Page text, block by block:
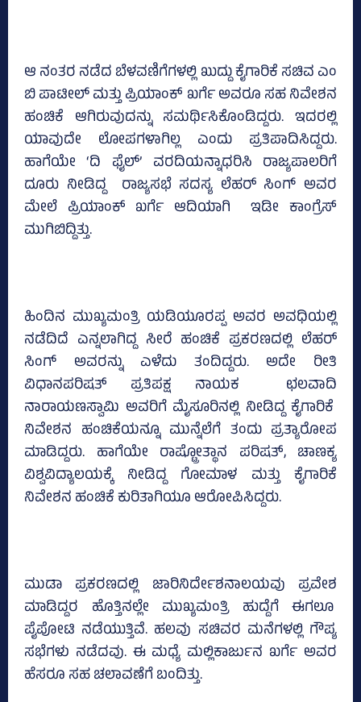
ಆ ನಂತರ ನಡೆದ ಬೆಳವಣಿಗೆಗಳಲ್ಲಿ ಖುದ್ದು ಕೈಗಾರಿಕೆ ಸಚಿವ ಎಂ
ಬಿ ಪಾಟೀಲ್‌ ಮತ್ತು ಪ್ರಿಯಾಂಕ್‌ ಖರ್ಗೆ ಅವರೂ ಸಹ ನಿವೇಶನ
ಹಂಚಿಕೆ ಆಗಿರುವುದನ್ನು ಸಮರ್ಥಿಸಿಕೊಂಡಿದ್ದರು. ಇದರಲ್ಲಿ
ಯಾವುದೇ ಲೋಪಗಳಾಗಿಲ್ಲ ಎಂದು ಪ್ರತಿಪಾದಿಸಿದ್ದರು.
ಹಾಗೆಯೇ ‘ದಿ ಫೈಲ್‌’ ವರದಿಯನ್ನಾಧರಿಸಿ ರಾಜ್ಯಪಾಲರಿಗೆ
ದೂರು ನೀಡಿದ್ದ ರಾಜ್ಯಸಭೆ ಸದಸ್ಯ ಲೆಹರ್ ಸಿಂಗ್‌ ಅವರ
ಮೇಲೆ ಪ್ರಿಯಾಂಕ್‌ ಖರ್ಗೆ ಆದಿಯಾಗಿ ಇಡೀ ಕಾಂಗ್ರೆಸ್‌
ಮುಗಿಬಿದ್ದಿತ್ತು.
ಹಿಂದಿನ ಮುಖ್ಯಮಂತ್ರಿ ಯಡಿಯೂರಪ್ಪ ಅವರ ಅವಧಿಯಲ್ಲಿ
ನಡೆದಿದೆ ಎನ್ನಲಾಗಿದ್ದ ಸೀರೆ ಹಂಚಿಕೆ ಪ್ರಕರಣದಲ್ಲಿ ಲೆಹರ್‌
ಸಿಂಗ್‌ ಅವರನ್ನು ಎಳೆದು ತಂದಿದ್ದರು. ಅದೇ ರೀತಿ
ವಿಧಾನಪರಿಷತ್‌ ಪ್ರತಿಪಕ್ಷ ನಾಯಕ ಛಲವಾದಿ
ನಾರಾಯಣಸ್ವಾಮಿ ಅವರಿಗೆ ಮೈಸೂರಿನಲ್ಲಿ ನೀಡಿದ್ದ ಕೈಗಾರಿಕೆ
ನಿವೇಶನ ಹಂಚಿಕೆಯನ್ನೂ ಮುನ್ನೆಲೆಗೆ ತಂದು ಪ್ರತ್ಯಾರೋಪ
ಮಾಡಿದ್ದರು. ಹಾಗೆಯೇ ರಾಷ್ಟ್ರೋತ್ಥಾನ ಪರಿಷತ್‌, ಚಾಣಕ್ಯ
ವಿಶ್ವವಿದ್ಯಾಲಯಕ್ಕೆ ನೀಡಿದ್ದ ಗೋಮಾಳ ಮತ್ತು ಕೈಗಾರಿಕೆ
ನಿವೇಶನ ಹಂಚಿಕೆ ಕುರಿತಾಗಿಯೂ ಆರೋಪಿಸಿದ್ದರು.
ಮುಡಾ ಪ್ರಕರಣದಲ್ಲಿ ಜಾರಿನಿರ್ದೇಶನಾಲಯವು ಪ್ರವೇಶ
ಮಾಡಿದ್ದರ ಹೊತ್ತಿನಲ್ಲೇ ಮುಖ್ಯಮಂತ್ರಿ ಹುದ್ದೆಗೆ ಈಗಲೂ
ಪೈಪೋಟಿ ನಡೆಯುತ್ತಿವೆ. ಹಲವು ಸಚಿವರ ಮನೆಗಳಲ್ಲಿ ಗೌಪ್ಯ
ಸಭೆಗಳು ನಡೆದವು. ಈ ಮಧ್ಯೆ ಮಲ್ಲಿಕಾರ್ಜುನ ಖರ್ಗೆ ಅವರ
ಹೆಸರೂ ಸಹ ಚಲಾವಣೆಗೆ ಬಂದಿತ್ತು.